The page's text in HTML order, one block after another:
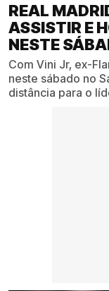
REAL
ASSISTIR E
NESTE
Com Vini Jr, ex-
neste sábado no
distância para o